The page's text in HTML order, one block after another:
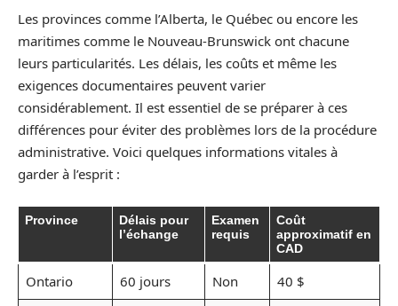
Les provinces comme l’Alberta, le Québec ou encore les
maritimes comme le Nouveau-Brunswick ont chacune
leurs particularités. Les délais, les coûts et même les
exigences documentaires peuvent varier
considérablement. Il est essentiel de se préparer à ces
différences pour éviter des problèmes lors de la procédure
administrative. Voici quelques informations vitales à
garder à l’esprit :
Province
Délais pour
l’échange
Examen
requis
Coût
approximatif en
CAD
Ontario 60 jours Non
40 $